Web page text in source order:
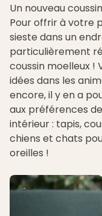
Un nouveau
Pour offrir à votre
sieste dans un
particulièrement
coussin moelleux !
idées dans les
encore, il y en a
aux préférences
intérieur : tapis,
chiens et chats
oreilles !